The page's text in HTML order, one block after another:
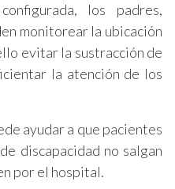
los padres,
monitorear la ubicación
evitar la sustracción de
la atención de los
ayudar a que pacientes
discapacidad no salgan
por el hospital.